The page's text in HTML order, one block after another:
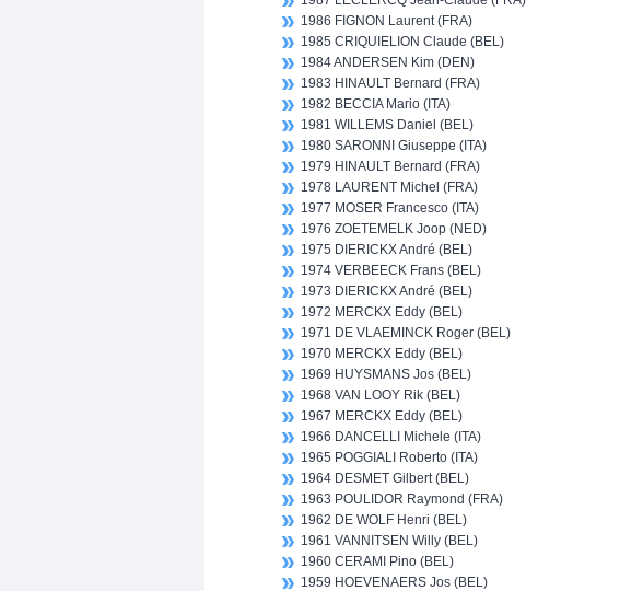
1986 FIGNON Laurent (FRA)
1985 CRIQUIELION Claude (BEL)
1984 ANDERSEN Kim (DEN)
1983 HINAULT Bernard (FRA)
1982 BECCIA Mario (ITA)
1981 WILLEMS Daniel (BEL)
1980 SARONNI Giuseppe (ITA)
1979 HINAULT Bernard (FRA)
1978 LAURENT Michel (FRA)
1977 MOSER Francesco (ITA)
1976 ZOETEMELK Joop (NED)
1975 DIERICKX André (BEL)
1974 VERBEECK Frans (BEL)
1973 DIERICKX André (BEL)
1972 MERCKX Eddy (BEL)
1971 DE VLAEMINCK Roger (BEL)
1970 MERCKX Eddy (BEL)
1969 HUYSMANS Jos (BEL)
1968 VAN LOOY Rik (BEL)
1967 MERCKX Eddy (BEL)
1966 DANCELLI Michele (ITA)
1965 POGGIALI Roberto (ITA)
1964 DESMET Gilbert (BEL)
1963 POULIDOR Raymond (FRA)
1962 DE WOLF Henri (BEL)
1961 VANNITSEN Willy (BEL)
1960 CERAMI Pino (BEL)
1959 HOEVENAERS Jos (BEL)